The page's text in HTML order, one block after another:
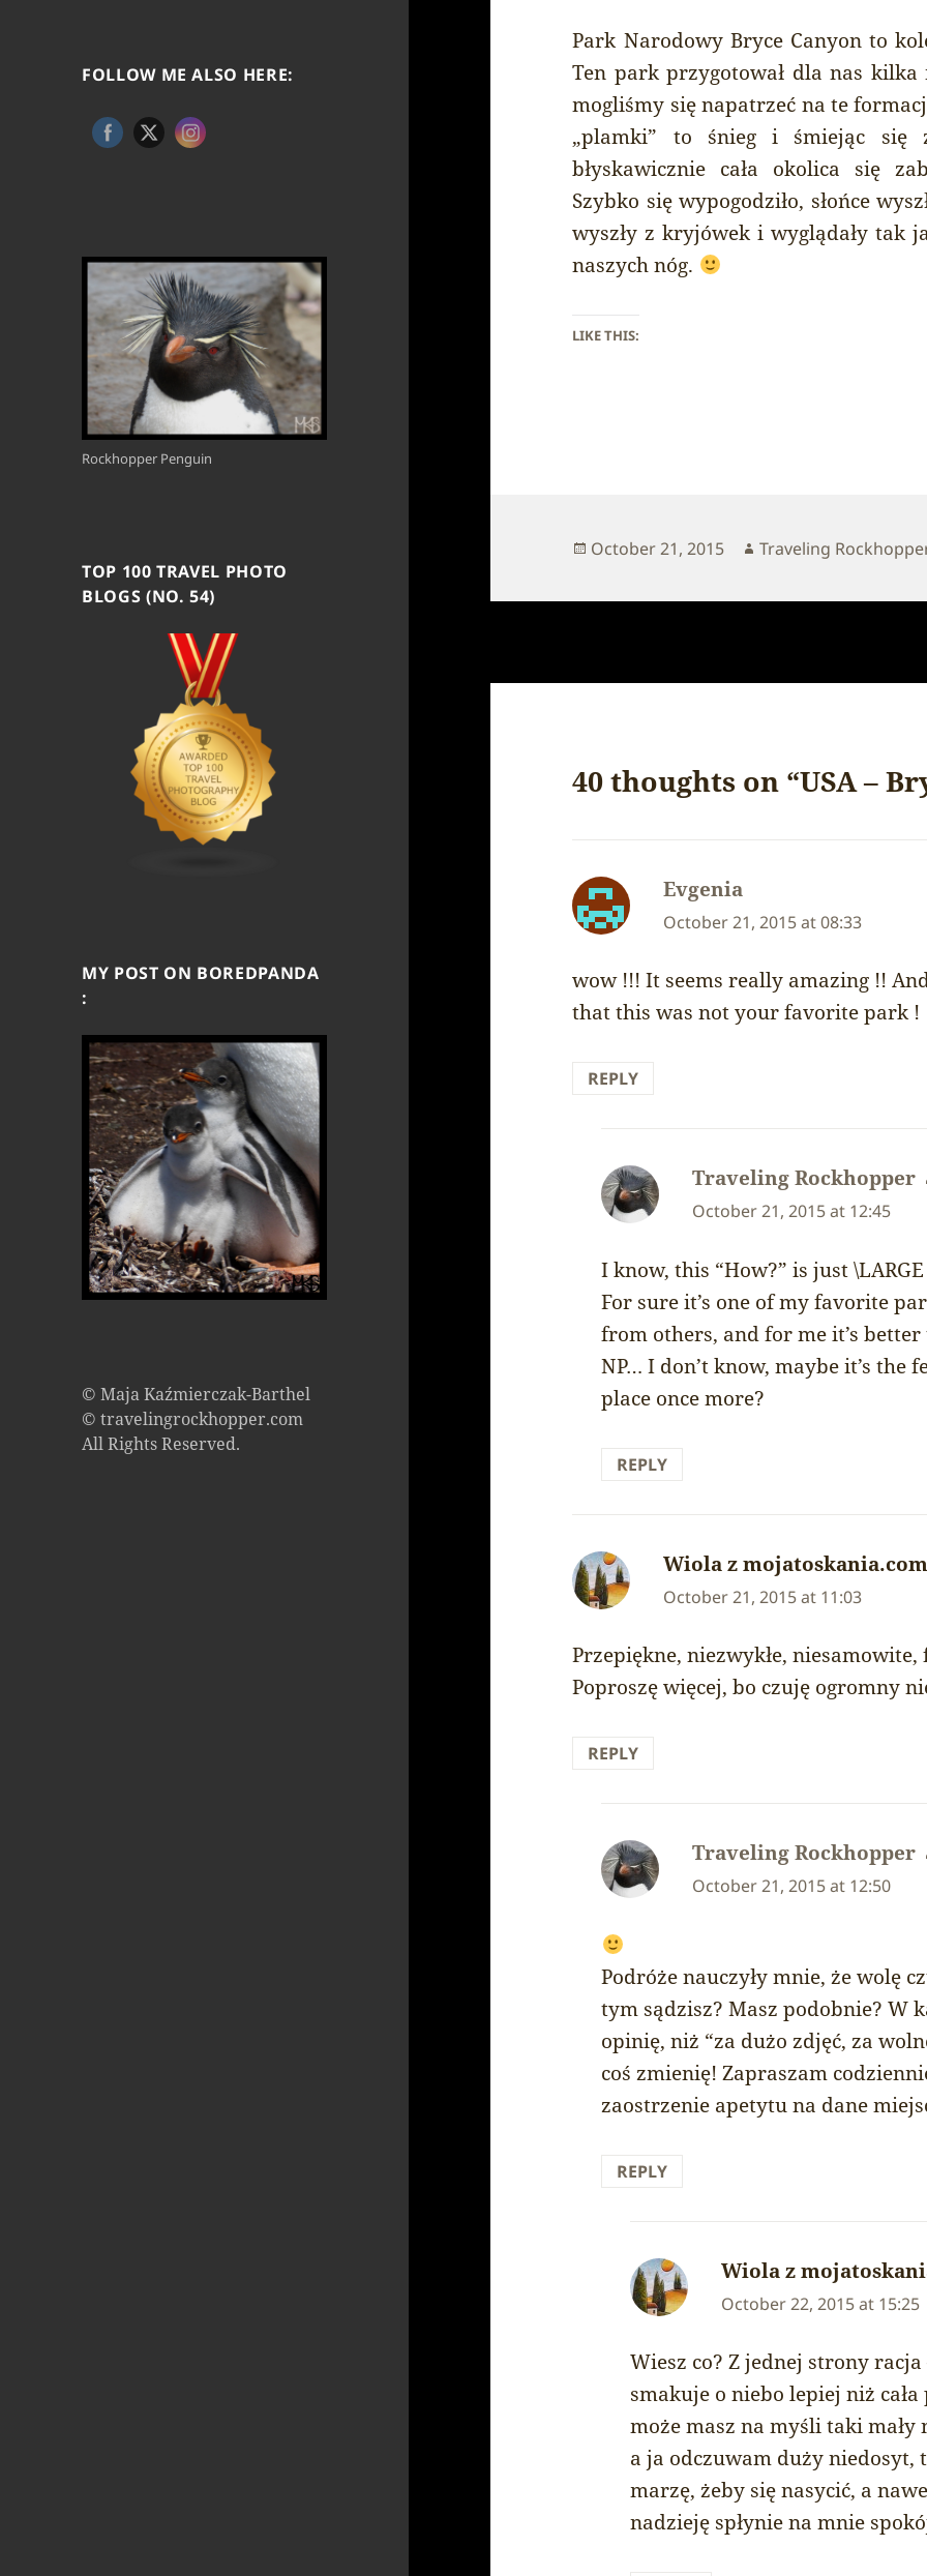
FOLLOW ME ALSO HERE:
Rockhopper Penguin
TOP 100 TRAVEL PHOTO
BLOGS (NO. 54)
MY POST ON BOREDPANDA
:
© Maja Kaźmierczak-Barthel
© travelingrockhopper.com
All Rights Reserved.
Park Narodowy Bryce Canyon to
Ten park przygotował dla nas
mogliśmy się napatrzeć na te
„plamki” to śnieg i śmiejąc się
błyskawicznie cała okolica się
Szybko się wypogodziło, słońce
wyszły z kryjówek i wyglądały tak
naszych nóg.
LIKE THIS:
Posted
October 21, 2015 Author
Traveling
40 thoughts on “USA –
Evgenia
October 21, 2015 at 08:33
wow !!! It seems really amazing !!
that this was not your favorite park !
REPLY
Traveling Rockhopper
October 21, 2015 at 12:45
I know, this “How?” is just
For sure it’s one of my favorite
from others, and for me it’s
NP… I don’t know, maybe it’s
place once more?
REPLY
Wiola z
October 21, 2015 at 11:03
Przepiękne, niezwykłe,
Poproszę więcej, bo czuję ogromny
REPLY
Traveling Rockhopper
October 21, 2015 at 12:50
Podróże nauczyły mnie, że wolę
tym sądzisz? Masz podobnie? W
opinię, niż “za dużo zdjęć, za
coś zmienię! Zapraszam
zaostrzenie apetytu na dane
REPLY
Wiola z
October 22, 2015 at 15:25
Wiesz co? Z jednej strony
smakuje o niebo lepiej niż
może masz na myśli taki mały
a ja odczuwam duży niedosyt,
marzę, żeby się nasycić, a
nadzieję spłynie na mnie